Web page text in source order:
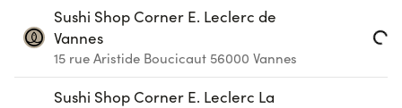
Sushi Shop Corner E. Leclerc de
Vannes
15 rue Aristide Boucicaut 56000 Vannes Loading...
Sushi Shop Corner E. Leclerc La